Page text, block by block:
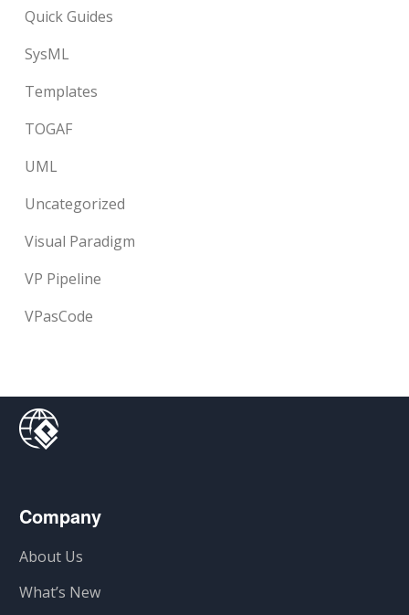
Quick Guides
SysML
Templates
TOGAF
UML
Uncategorized
Visual Paradigm
VP Pipeline
VPasCode
Company
About Us
What’s New